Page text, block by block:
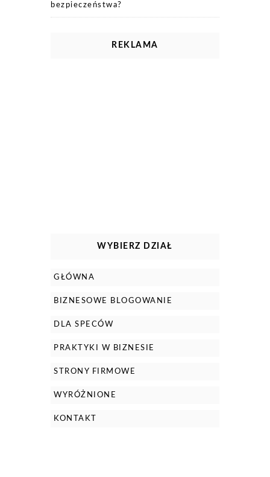
bezpieczeństwa?
REKLAMA
WYBIERZ DZIAŁ
GŁÓWNA
BIZNESOWE BLOGOWANIE
DLA SPECÓW
PRAKTYKI W BIZNESIE
STRONY FIRMOWE
WYRÓŻNIONE
KONTAKT